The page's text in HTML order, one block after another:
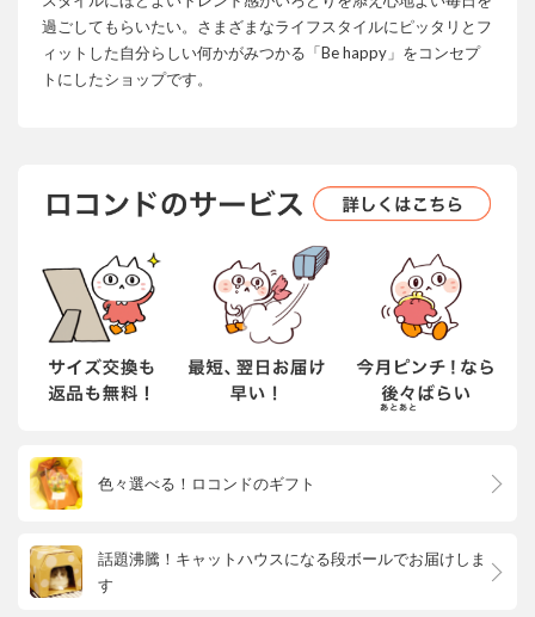
過ごしてもらいたい。さまざまなライフスタイルにピッタリとフ
ィットした自分らしい何かがみつかる「Be happy」をコンセプ
トにしたショップです。
色々選べる！ロコンドのギフト
話題沸騰！キャットハウスになる段ボールでお届けしま
す